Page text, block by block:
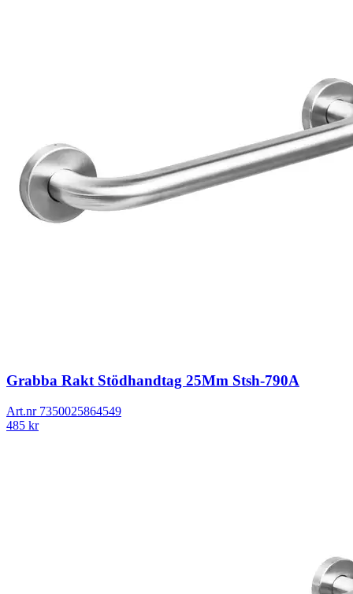
Grabba Rakt Stödhandtag 25Mm Stsh-790A
Art.nr 7350025864549
485 kr